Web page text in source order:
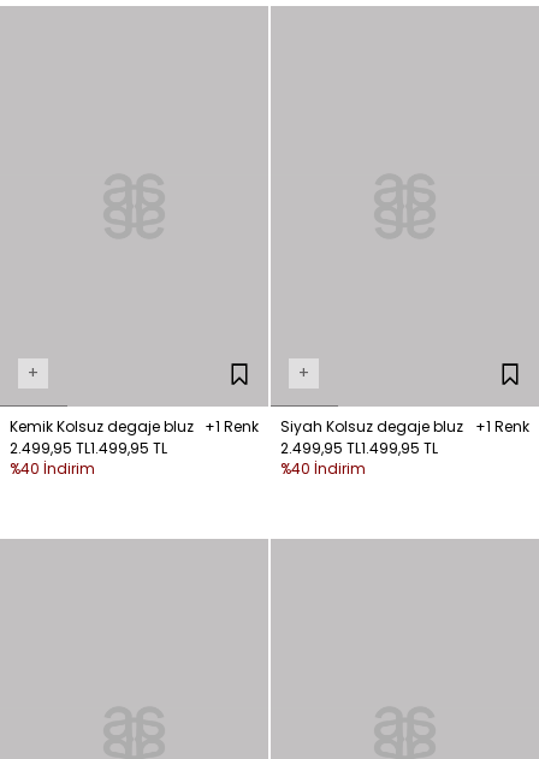
+
Kemik Kolsuz degaje bluz +1 Renk
2.499,95 TL1.499,95 TL
%40 İndirim
+
Siyah Kolsuz degaje bluz
+1 Renk
2.499,95 TL1.499,95 TL
%40 İndirim